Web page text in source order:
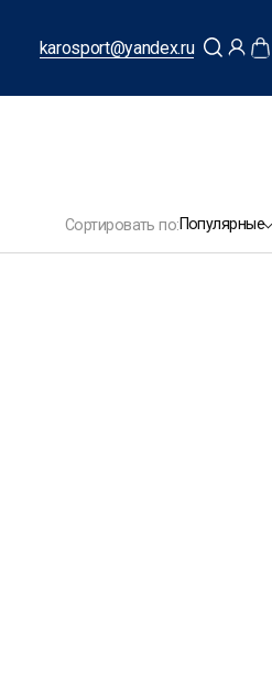
karosport@yandex.ru
Сортировать по:Популярные